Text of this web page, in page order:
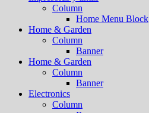
Column
Home Menu Block
Home & Garden
Column
Banner
Home & Garden
Column
Banner
Electronics
Column